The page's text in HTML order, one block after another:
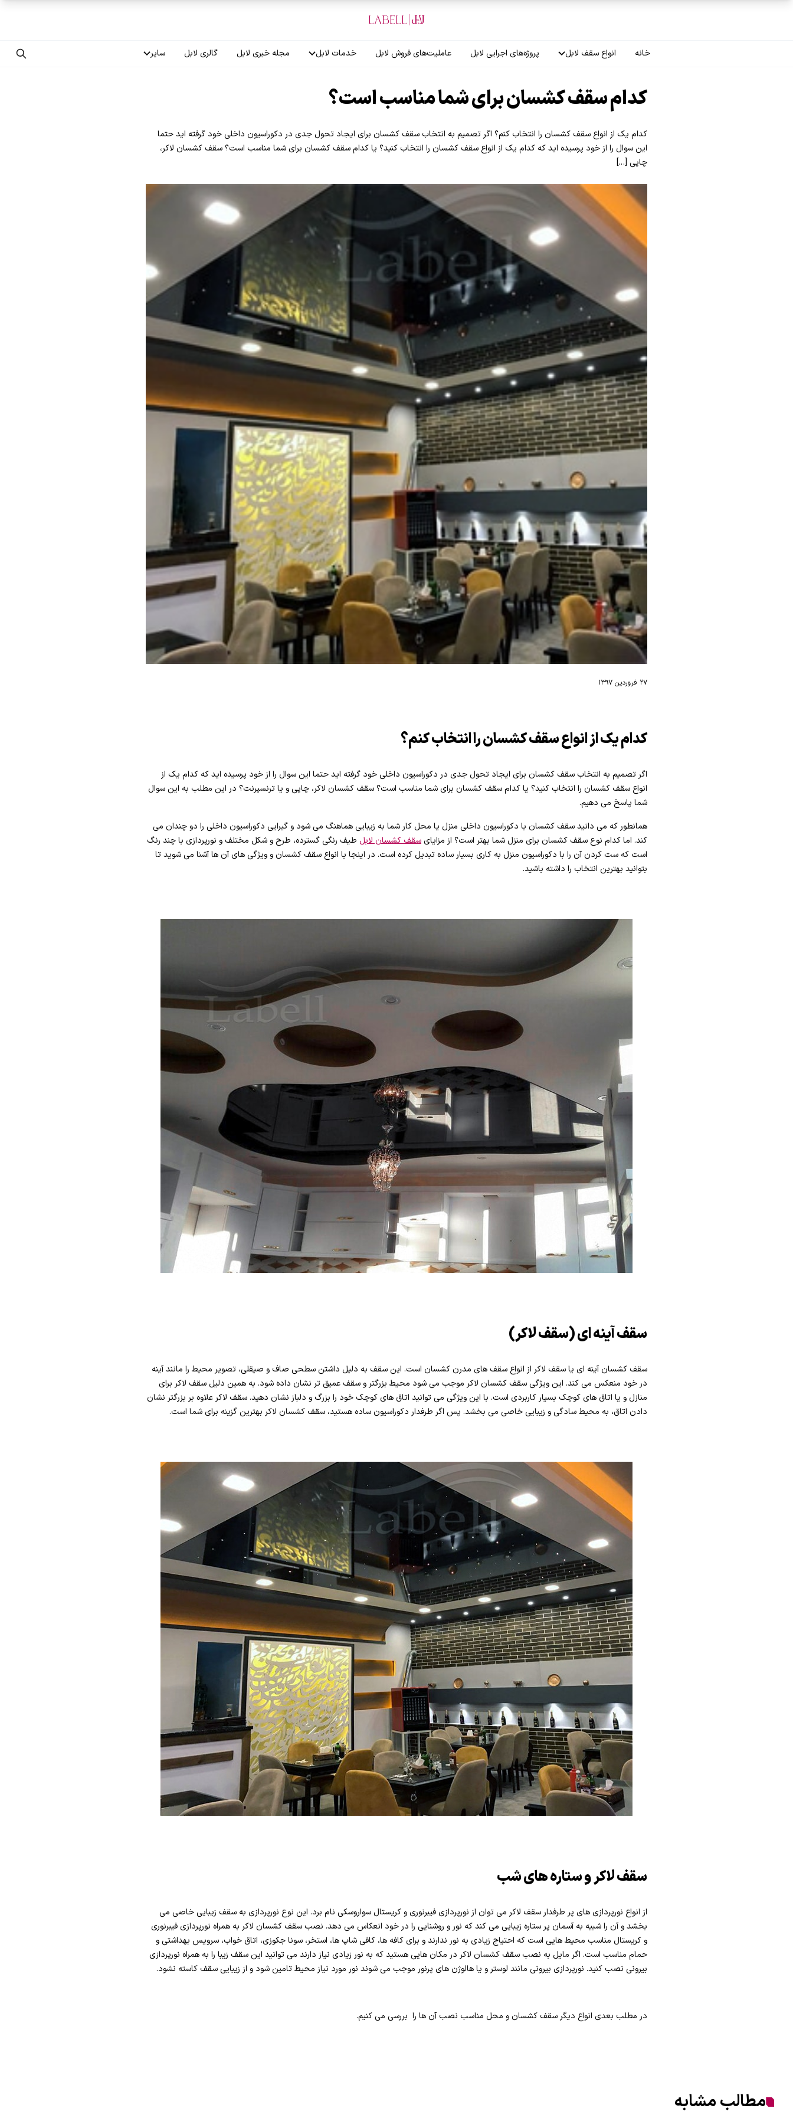
خانه انواع سقف لابل
سقف لاکر
سقف گلکسی
سقف مات
سقف اپلای
پروژه‌های اجرایی لابل عاملیت‌های فروش لابل خدمات لابل مجله خبری لابل گالری لابل سایر
کدام سقف کشسان برای شما مناسب است؟
کدام یک از انواع سقف کشسان را انتخاب کنم؟ اگر تصمیم به انتخاب سقف کشسان برای ایجاد تحول جدی در دکوراسیون داخلی خود گرفته اید حتما
این سوال را از خود پرسیده اید که کدام یک از انواع سقف کشسان را انتخاب کنید؟ یا کدام سقف کشسان برای شما مناسب است؟ سقف کشسان لاکر،
چاپی […]
۲۷ فروردین ۱۳۹۷
کدام یک از انواع سقف کشسان را انتخاب کنم؟
اگر تصمیم به انتخاب سقف کشسان برای ایجاد تحول جدی در دکوراسیون داخلی خود گرفته اید حتما این سوال را از خود پرسیده اید که کدام یک از
انواع سقف کشسان را انتخاب کنید؟ یا کدام سقف کشسان برای شما مناسب است؟ سقف کشسان لاکر، چاپی و یا ترنسپرنت؟ در این مطلب به این سوال
شما پاسخ می دهیم.
همانطور که می دانید سقف کشسان با دکوراسیون داخلی منزل یا محل کار شما به زیبایی هماهنگ می شود و گیرایی دکوراسیون داخلی را دو چندان می
کند. اما کدام نوع سقف کشسان برای منزل شما بهتر است؟ از مزایایسقف کشسان لابل طیف رنگی گسترده، طرح و شکل مختلف و نورپردازی با چند رنگ
است که ست کردن آن را با دکوراسیون منزل به کاری بسیار ساده تبدیل کرده است. در اینجا با انواع سقف کشسان و ویژگی های آن ها آشنا می شوید تا
بتوانید بهترین انتخاب را داشته باشید.
سقف آینه ای (سقف لاکر)
سقف کشسان آینه ای یا سقف لاکر از انواع سقف های مدرن کشسان است. این سقف به دلیل داشتن سطحی صاف و صیقلی، تصویر محیط را مانند آینه
در خود منعکس می کند. این ویژگی سقف کشسان لاکر موجب می شود محیط بزرگتر و سقف عمیق تر نشان داده شود. به همین دلیل سقف لاکر برای
منازل و یا اتاق های کوچک بسیار کاربردی است. با این ویژگی می توانید اتاق های کوچک خود را بزرگ و دلباز نشان دهید. سقف لاکر علاوه بر بزرگتر نشان
دادن اتاق، به محیط سادگی و زیبایی خاصی می بخشد. پس اگر طرفدار دکوراسیون ساده هستید، سقف کشسان لاکر بهترین گزینه برای شما است.
سقف لاکر و ستاره های شب
از انواع نورپردازی های پر طرفدار سقف لاکر می توان از نورپردازی فیبرنوری و کریستال سواروسکی نام برد. این نوع نورپردازی به سقف زیبایی خاصی می
بخشد و آن را شبیه به آسمان پر ستاره زیبایی می کند که نور و روشنایی را در خود انعکاس می دهد. نصب سقف کشسان لاکر به همراه نورپردازی فیبرنوری
و کریستال مناسب محیط هایی است که احتیاج زیادی به نور ندارند و برای کافه ها، کافی شاپ ها، استخر، سونا جکوزی، اتاق خواب، سرویس بهداشتی و
حمام مناسب است. اگر مایل به نصب سقف کشسان لاکر در مکان هایی هستید که به نور زیادی نیاز دارند می توانید این سقف زیبا را به همراه نورپردازی
بیرونی نصب کنید. نورپردازی بیرونی مانند لوستر و یا هالوژن های پرنور موجب می شوند نور مورد نیاز محیط تامین شود و از زیبایی سقف کاسته نشود.
در مطلب بعدی انواع دیگر سقف کشسان و محل مناسب نصب آن ها را بررسی می کنیم.
مطالب مشابه